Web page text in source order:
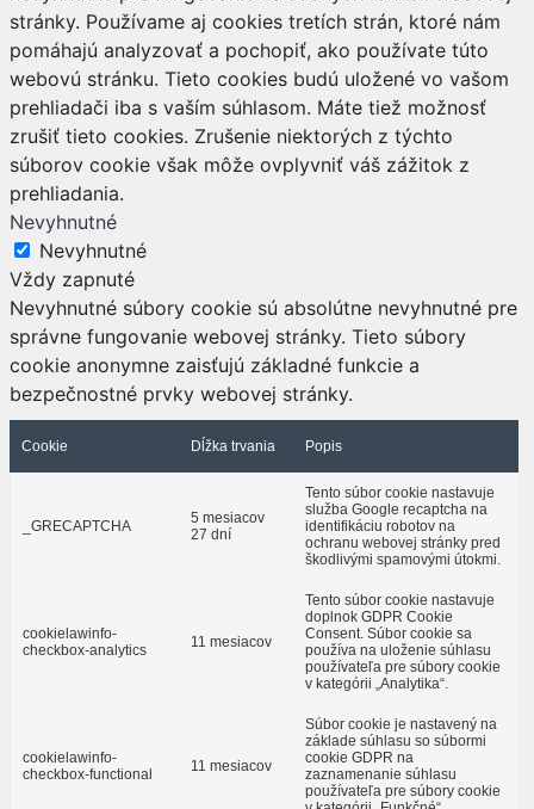
stránky. Používame aj cookies tretích strán, ktoré nám
pomáhajú analyzovať a pochopiť, ako používate túto
webovú stránku. Tieto cookies budú uložené vo vašom
prehliadači iba s vaším súhlasom. Máte tiež možnosť
zrušiť tieto cookies. Zrušenie niektorých z týchto
súborov cookie však môže ovplyvniť váš zážitok z
prehliadania.
Nevyhnutné
Nevyhnutné
Vždy zapnuté
Nevyhnutné súbory cookie sú absolútne nevyhnutné pre
správne fungovanie webovej stránky. Tieto súbory
cookie anonymne zaisťujú základné funkcie a
bezpečnostné prvky webovej stránky.
Cookie Dĺžka trvania Popis
_GRECAPTCHA
5 mesiacov
27 dní
Tento súbor cookie nastavuje
služba Google recaptcha na
identifikáciu robotov na
ochranu webovej stránky pred
škodlivými spamovými útokmi.
cookielawinfo-
checkbox-analytics
11 mesiacov
Tento súbor cookie nastavuje
doplnok GDPR Cookie
Consent. Súbor cookie sa
používa na uloženie súhlasu
používateľa pre súbory cookie
v kategórii „Analytika“.
cookielawinfo-
checkbox-functional
11 mesiacov
Súbor cookie je nastavený na
základe súhlasu so súbormi
cookie GDPR na
zaznamenanie súhlasu
používateľa pre súbory cookie